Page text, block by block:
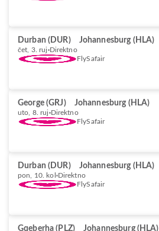
Durban (DUR) Johannesburg (HLA)
čet, 3. ruj Direktno
FlySafair
George (GRJ) Johannesburg (HLA)
uto, 8. ruj Direktno
FlySafair
Durban (DUR) Johannesburg (HLA)
pon, 10. kol Direktno
FlySafair
Gqeberha (PLZ) Johannesburg (HLA)